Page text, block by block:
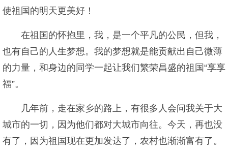
使祖国的明天更美好！
在祖国的怀抱里，我，是一个平凡的公民，但我，
也有自己的人生梦想。我的梦想就是能贡献出自己微薄
的力量，和身边的同学一起让我们繁荣昌盛的祖国“享享
福”。
几年前，走在家乡的路上，有很多人会问我关于大
城市的一切，因为他们都对大城市向往。今天，再也没
有了，因为祖国现在更加发达了，农村也渐渐富有了。